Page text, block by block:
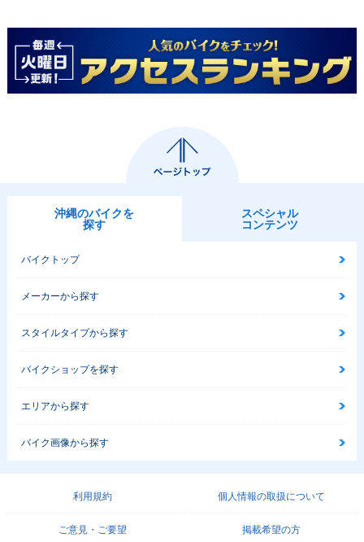
沖縄のバイクを
探す
スペシャル
コンテンツ
バイクトップ
メーカーから探す
スタイルタイプから探す
バイクショップを探す
エリアから探す
バイク画像から探す
利用規約 個人情報の取扱について
ご意見・ご要望 掲載希望の方